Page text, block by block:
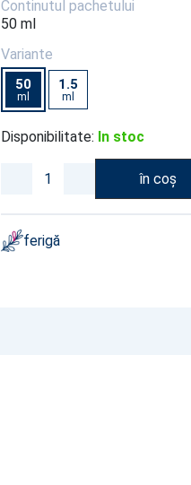
Continutul pachetului
50 ml
Variante
50
ml
1.5
ml
Disponibilitate: In stoc
în coș
ferigă